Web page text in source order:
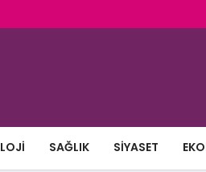
SAĞLIK SIYASET